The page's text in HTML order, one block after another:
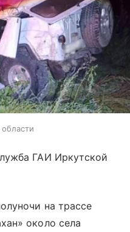
ГАИ Иркутской
на трассе
около села